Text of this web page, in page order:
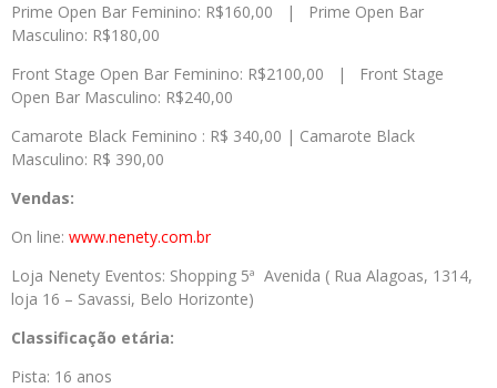
Prime Open Bar Feminino: R$160,00 | Prime Open Bar
Masculino: R$180,00
Front Stage Open Bar Feminino: R$2100,00 | Front Stage
Open Bar Masculino: R$240,00
Camarote Black Feminino : R$ 340,00 | Camarote Black
Masculino: R$ 390,00
Vendas:
On line: www.nenety.com.br
Loja Nenety Eventos: Shopping 5ª Avenida ( Rua Alagoas, 1314,
loja 16 – Savassi, Belo Horizonte)
Classificação etária:
Pista: 16 anos